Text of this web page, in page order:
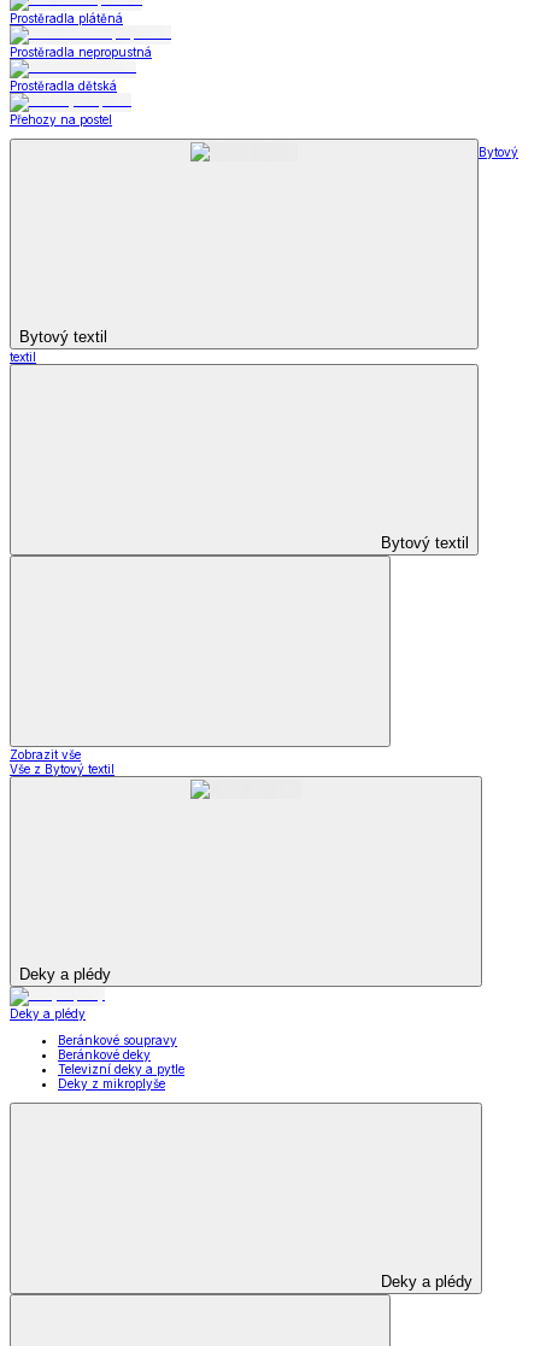
Prostěradla plátěná
Prostěradla nepropustná
Prostěradla dětská
Přehozy na postel
Bytový textil
Bytový
textil
Bytový textil
Zobrazit vše
Vše z Bytový textil
Deky a plédy
Deky a plédy
Beránkové soupravy
Beránkové deky
Televizní deky a pytle
Deky z mikroplyše
Deky a plédy